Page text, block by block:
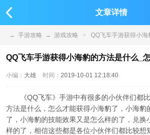
文章详情
→ 手游攻略 → 游戏攻略 > QQ飞车手游获得小
获得小海豹
QQ飞车手游获得小海豹的方法是什么_
小编： 大雄 时间： 2019-10-01 12:18:40
《QQ飞车》手游中有很多的小伙伴们都
方法是什么，怎么才能获得小海豹了，小海豹
了，小海豹的技能效果又是怎么样的了，兑换
样的了，相信这些都是各位小伙伴们都比较想